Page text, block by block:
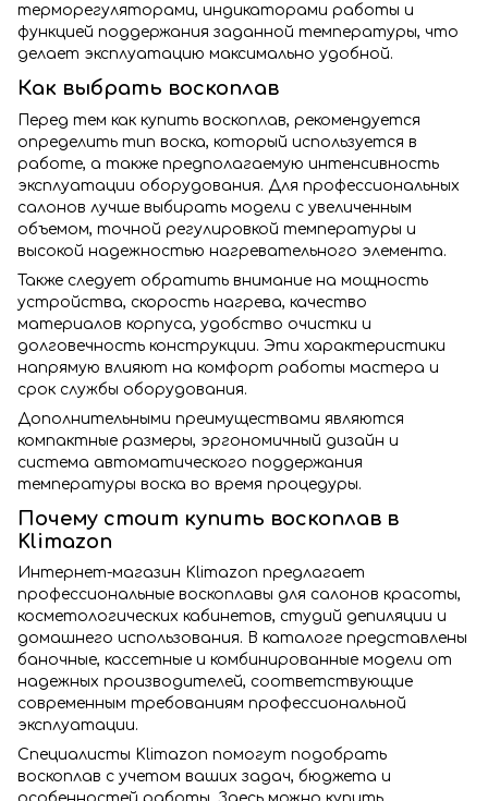
терморегуляторами, индикаторами работы и
функцией поддержания заданной температуры, что
делает эксплуатацию максимально удобной.
Как выбрать воскоплав
Перед тем как купить воскоплав, рекомендуется
определить тип воска, который используется в
работе, а также предполагаемую интенсивность
эксплуатации оборудования. Для профессиональных
салонов лучше выбирать модели с увеличенным
объемом, точной регулировкой температуры и
высокой надежностью нагревательного элемента.
Также следует обратить внимание на мощность
устройства, скорость нагрева, качество
материалов корпуса, удобство очистки и
долговечность конструкции. Эти характеристики
напрямую влияют на комфорт работы мастера и
срок службы оборудования.
Дополнительными преимуществами являются
компактные размеры, эргономичный дизайн и
система автоматического поддержания
температуры воска во время процедуры.
Почему стоит купить воскоплав в
Klimazon
Интернет-магазин Klimazon предлагает
профессиональные воскоплавы для салонов красоты,
косметологических кабинетов, студий депиляции и
домашнего использования. В каталоге представлены
баночные, кассетные и комбинированные модели от
надежных производителей, соответствующие
современным требованиям профессиональной
эксплуатации.
Специалисты Klimazon помогут подобрать
воскоплав с учетом ваших задач, бюджета и